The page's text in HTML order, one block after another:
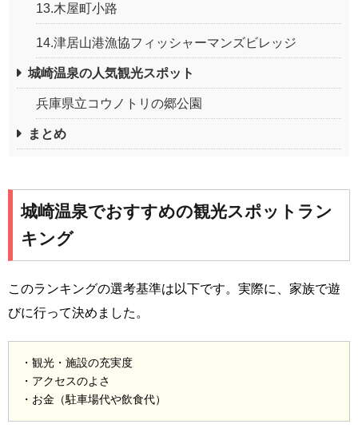
13.木屋町小路
14.津居山港漁協フィッシャーマンズビレッジ
城崎温泉の人気観光スポット
兵庫県立コウノトリの郷公園
まとめ
城崎温泉でおすすめの観光スポットラン
キング
このランキングの選考基準は以下です。実際に、家族で遊
びに行って決めました。
・観光・施設の充実度
・アクセスのよさ
・お金（駐車場代や飲食代）